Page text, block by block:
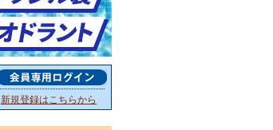
新規登録はこちらから